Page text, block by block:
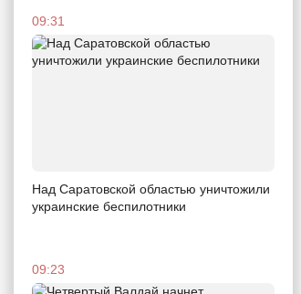
09:31
Над Саратовской областью уничтожили
украинские беспилотники
09:23